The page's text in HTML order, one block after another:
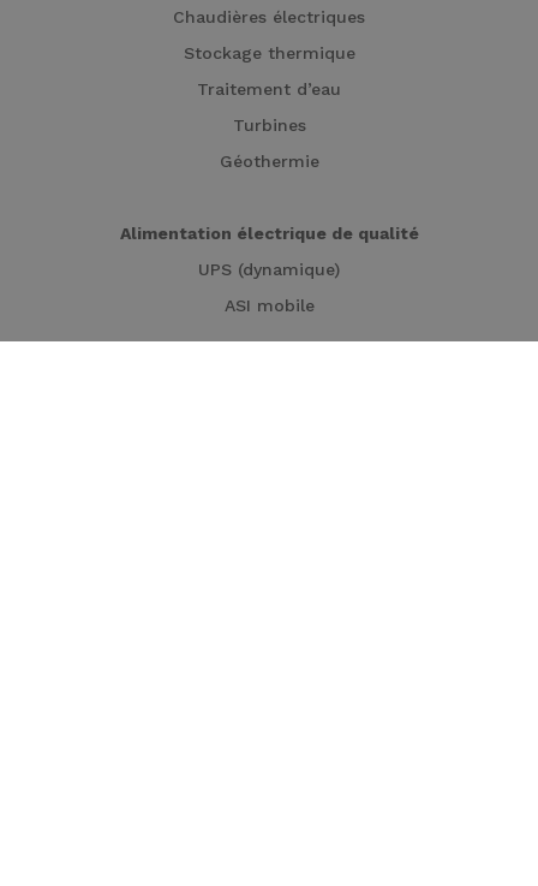
Chaudières électriques
Stockage thermique
Traitement d’eau
Turbines
Géothermie
Alimentation électrique de qualité
UPS (dynamique)
ASI mobile